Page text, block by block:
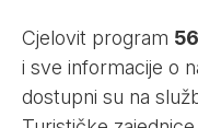
Cjelovit program
i sve informacije o
dostupni su na